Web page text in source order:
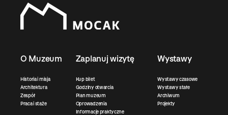
O Muzeum
Historia i misja
Architektura
Zespół
Praca i staże
Zaplanuj wizytę
Kup bilet
Godziny otwarcia
Plan muzeum
Oprowadzenia
Informacje praktyczne
Wystawy
Wystawy czasowe
Wystawy stałe
Archiwum
Projekty